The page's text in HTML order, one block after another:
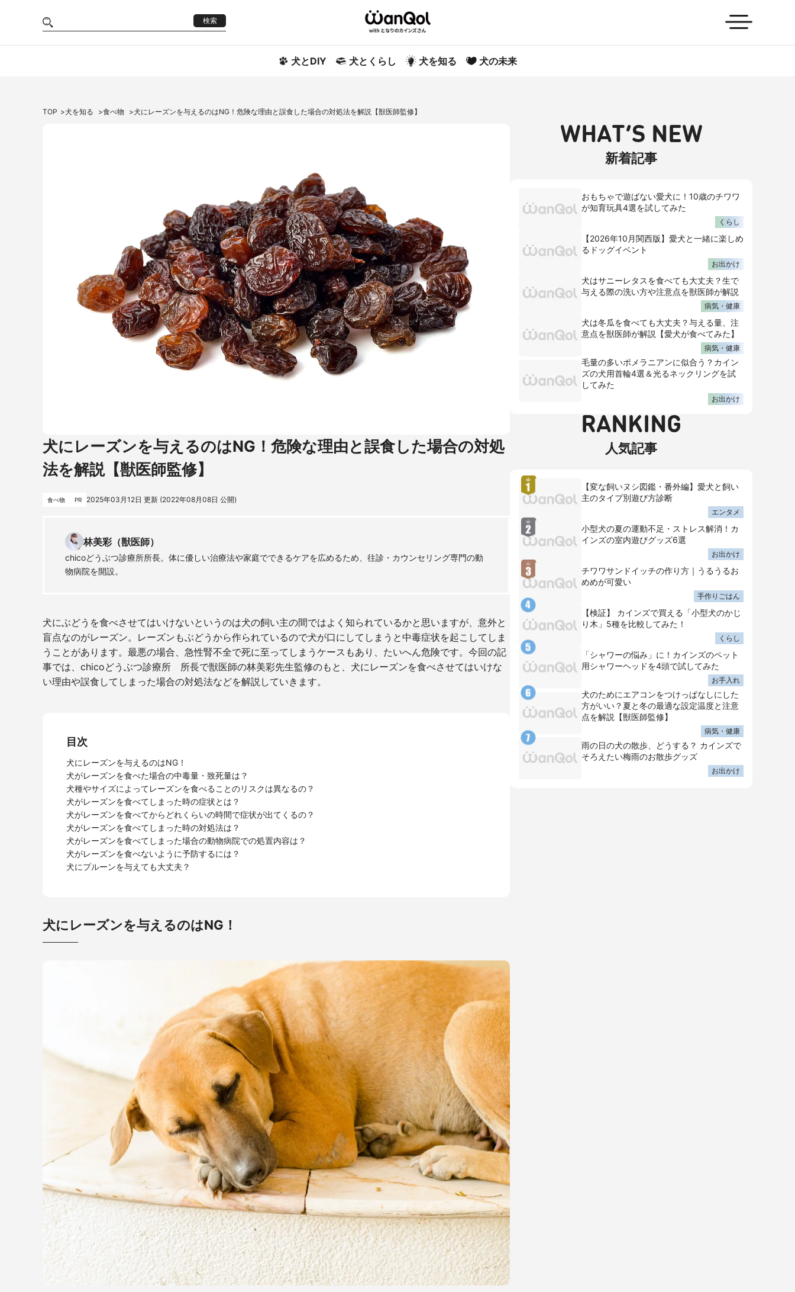
検索
犬とDIY 犬とくらし 犬を知る 犬の未来
TOP 犬を知る 食べ物 犬にレーズンを与えるのはNG！危険な理由と誤食した場合の対処法を解説【獣医師監修】
犬にレーズンを与えるのはNG！危険な理由と誤食した場合の対処
法を解説【獣医師監修】
食べ物 PR 2025年03月12日 更新 (2022年08月08日 公開)
林美彩（獣医師）
chicoどうぶつ診療所所長。体に優しい治療法や家庭でできるケアを広めるため、往診・カウンセリング専門の動
物病院を開設。
犬にぶどうを食べさせてはいけないというのは犬の飼い主の間ではよく知られているかと思いますが、意外と
盲点なのがレーズン。レーズンもぶどうから作られているので犬が口にしてしまうと中毒症状を起こしてしま
うことがあります。最悪の場合、急性腎不全で死に至ってしまうケースもあり、たいへん危険です。今回の記
事では、chicoどうぶつ診療所 所長で獣医師の林美彩先生監修のもと、犬にレーズンを食べさせてはいけな
い理由や誤食してしまった場合の対処法などを解説していきます。
目次
犬にレーズンを与えるのはNG！
犬がレーズンを食べた場合の中毒量・致死量は？
犬種やサイズによってレーズンを食べることのリスクは異なるの？
犬がレーズンを食べてしまった時の症状とは？
犬がレーズンを食べてからどれくらいの時間で症状が出てくるの？
犬がレーズンを食べてしまった時の対処法は？
犬がレーズンを食べてしまった場合の動物病院での処置内容は？
犬がレーズンを食べないように予防するには？
犬にプルーンを与えても大丈夫？
犬にレーズンを与えるのはNG！
WHAT’S NEW
新着記事
おもちゃで遊ばない愛犬に！10歳のチワワ
が知育玩具4選を試してみた
くらし
【2026年10月関西版】愛犬と一緒に楽しめ
るドッグイベント
お出かけ
犬はサニーレタスを食べても大丈夫？生で
与える際の洗い方や注意点を獣医師が解説
病気・健康
犬は冬瓜を食べても大丈夫？与える量、注
意点を獣医師が解説【愛犬が食べてみた】
病気・健康
毛量の多いポメラニアンに似合う？カイン
ズの犬用首輪4選＆光るネックリングを試
してみた
お出かけ
RANKING
人気記事
【変な飼いヌシ図鑑・番外編】愛犬と飼い
主のタイプ別遊び方診断
エンタメ
小型犬の夏の運動不足・ストレス解消！カ
インズの室内遊びグッズ6選
お出かけ
チワワサンドイッチの作り方｜うるうるお
めめが可愛い
手作りごはん
【検証】 カインズで買える「小型犬のかじ
り木」5種を比較してみた！
くらし
「シャワーの悩み」に！カインズのペット
用シャワーヘッドを4頭で試してみた
お手入れ
犬のためにエアコンをつけっぱなしにした
方がいい？夏と冬の最適な設定温度と注意
点を解説【獣医師監修】
病気・健康
雨の日の犬の散歩、どうする？ カインズで
そろえたい梅雨のお散歩グッズ
お出かけ